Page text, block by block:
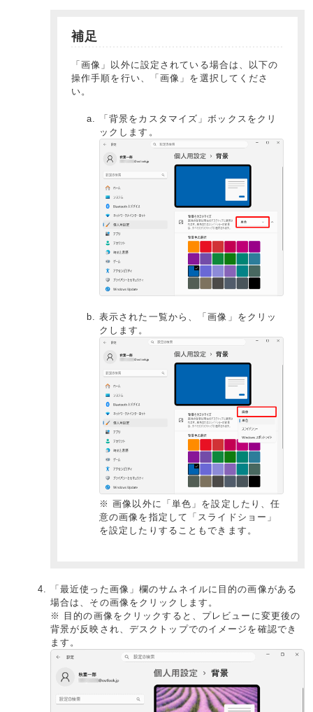
補足
「画像」以外に設定されている場合は、以下の
操作手順を行い、「画像」を選択してくださ
い。
「背景をカスタマイズ」ボックスをクリ
ックします。
表示された一覧から、「画像」をクリッ
クします。
※ 画像以外に「単色」を設定したり、任
意の画像を指定して「スライドショー」
を設定したりすることもできます。
「最近使った画像」欄のサムネイルに目的の画像がある
場合は、その画像をクリックします。
※ 目的の画像をクリックすると、プレビューに変更後の
背景が反映され、デスクトップでのイメージを確認でき
ます。